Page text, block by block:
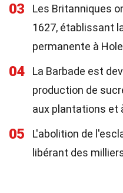
03
Les Britanniques
1627, établissant
permanente à
04
La Barbade est
production de
aux plantations et
05
L'abolition de
libérant des